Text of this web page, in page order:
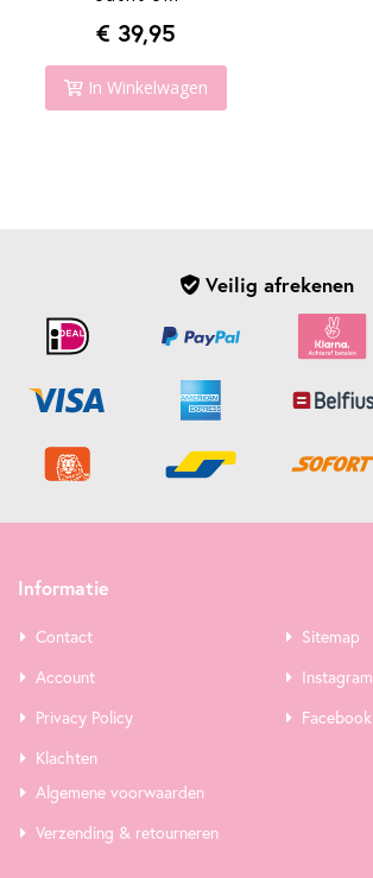
€ 39,95
In Winkelwagen
Veilig afrekenen
Informatie
Contact
Account
Privacy Policy
Klachten
Sitemap
Instagram
Facebook
Algemene voorwaarden
Verzending & retourneren